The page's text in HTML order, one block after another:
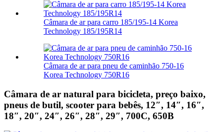
Câmara de ar para carro 185/195-14 Korea
Technology 185/195R14
Câmara de ar para pneu de caminhão 750-16
Korea Technology 750R16
Câmara de ar natural para bicicleta, preço baixo,
pneus de butil, scooter para bebês, 12″, 14″, 16″,
18″, 20″, 24″, 26″, 28″, 29″, 700C, 650B